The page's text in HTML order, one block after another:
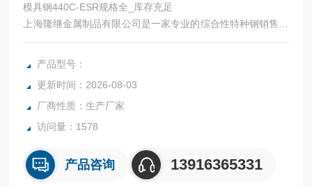
模具钢440C-ESR规格全_库存充足
上海隆继金属制品有限公司是一家专业的综合性特种钢销售及
生产企业，隆继金属立足于本土品牌，常年与宝钢、太钢等合
作，法国奥博杜瓦、美国熔炉斯伯、美国斯穆集等世界为国内
产品型号：
更新时间：2026-08-03
厂商性质：生产厂家
访问量：1578
产品咨询 13916365331